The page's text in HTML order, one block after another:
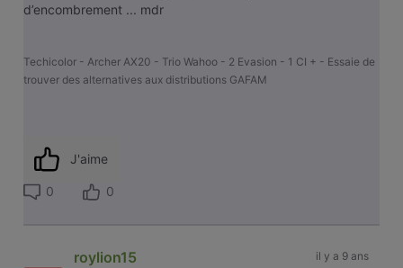
d’encombrement ... mdr
Techicolor - Archer AX20 - Trio Wahoo - 2 Evasion - 1 CI + - Essaie de
trouver des alternatives aux distributions GAFAM
J'aime
0 0
roylion15 il y a 9 ans